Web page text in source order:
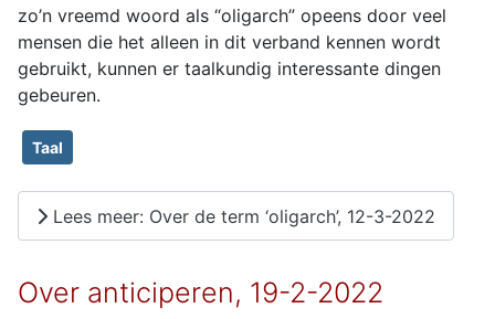
zo’n vreemd woord als “oligarch” opeens door veel
mensen die het alleen in dit verband kennen wordt
gebruikt, kunnen er taalkundig interessante dingen
gebeuren.
Taal
Lees meer: Over de term ‘oligarch’, 12-3-2022
Over anticiperen, 19-2-2022